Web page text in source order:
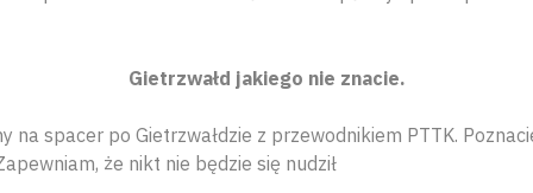
Gietrzwałd jakiego nie znacie.
na spacer po Gietrzwałdzie z przewodnikiem PTTK.
że nikt nie będzie się nudził